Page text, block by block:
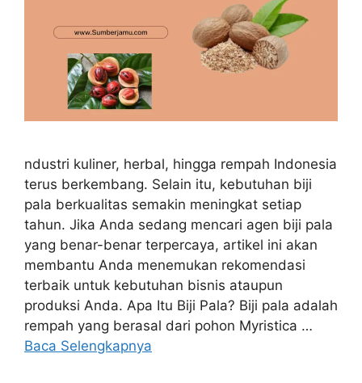
ndustri kuliner, herbal, hingga rempah Indonesia
terus berkembang. Selain itu, kebutuhan biji
pala berkualitas semakin meningkat setiap
tahun. Jika Anda sedang mencari agen biji pala
yang benar-benar terpercaya, artikel ini akan
membantu Anda menemukan rekomendasi
terbaik untuk kebutuhan bisnis ataupun
produksi Anda. Apa Itu Biji Pala? Biji pala adalah
rempah yang berasal dari pohon Myristica …
Baca Selengkapnya